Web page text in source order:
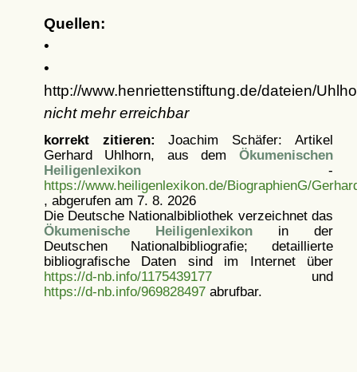
Quellen:
•
•
http://www.henriettenstiftung.de/dateien/
nicht mehr erreichbar
korrekt zitieren: Joachim Schäfer: Artikel
Gerhard Uhlhorn, aus dem Ökumenischen
Heiligenlexikon-
https://www.heiligenlexikon.de/BiographienG/
, abgerufen am 7. 8. 2026
Die Deutsche Nationalbibliothek verzeichnet das
Ökumenische Heiligenlexikonin der
Deutschen Nationalbibliografie; detaillierte
bibliografische Daten sind im Internet über
https://d-nb.info/1175439177und
https://d-nb.info/969828497abrufbar.